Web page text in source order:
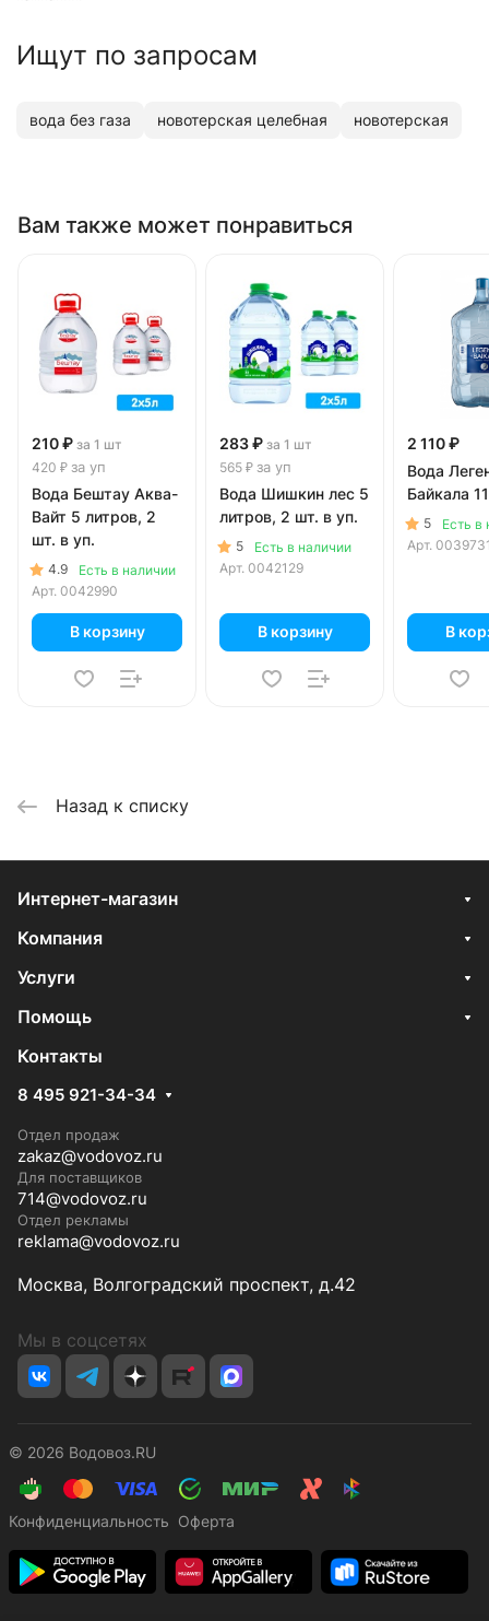
Ищут по запросам
вода без газа новотерская целебная новотерская
Вам также может понравиться
210 ₽ за 1 шт
420 ₽ за уп
Вода Бештау Аква-
Вайт 5 литров, 2
шт. в уп.
4.9
Есть в наличии
Арт. 0042990
В корзину
283 ₽ за 1 шт
565 ₽ за уп
Вода Шишкин лес 5
литров, 2 шт. в уп.
5
Есть в наличии
Арт. 0042129
В корзину
2 110 ₽
Вода
Байкала
5
Есть в
Арт.
В
Назад к списку
Интернет-магазин
Компания
Услуги
Помощь
Контакты
8 495 921-34-34
Отдел продаж
zakaz@vodovoz.ru
Для поставщиков
714@vodovoz.ru
Отдел рекламы
reklama@vodovoz.ru
Москва, Волгоградский проспект, д.42
Мы в соцсетях
© 2026 Водовоз.RU
Конфиденциальность Оферта